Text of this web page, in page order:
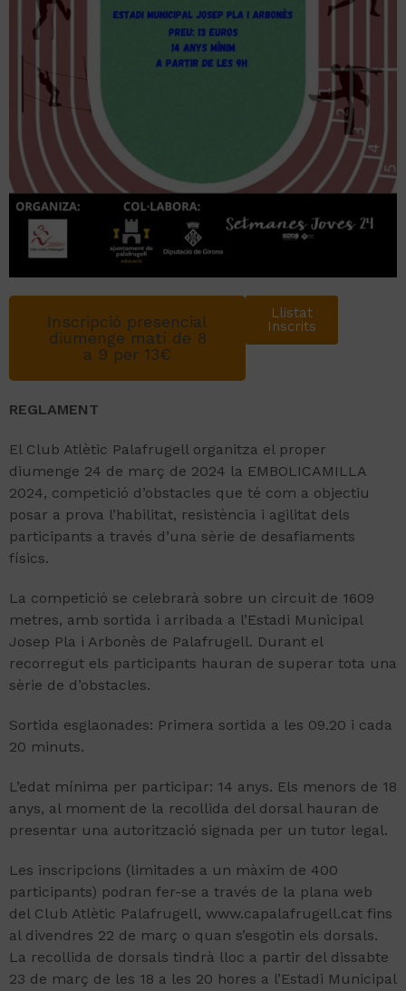
Inscripció presencial
diumenge matí de 8
a 9 per 13€
Llistat
Inscrits
REGLAMENT
El Club Atlètic Palafrugell organitza el proper
diumenge 24 de març de 2024 la EMBOLICAMILLA
2024, competició d’obstacles que té com a objectiu
posar a prova l’habilitat, resistència i agilitat dels
participants a través d’una sèrie de desafiaments
físics.
La competició se celebrarà sobre un circuit de 1609
metres, amb sortida i arribada a l’Estadi Municipal
Josep Pla i Arbonès de Palafrugell. Durant el
recorregut els participants hauran de superar tota una
sèrie de d’obstacles.
Sortida esglaonades: Primera sortida a les 09.20 i cada
20 minuts.
L’edat mínima per participar: 14 anys. Els menors de 18
anys, al moment de la recollida del dorsal hauran de
presentar una autorització signada per un tutor legal.
Les inscripcions (limitades a un màxim de 400
participants) podran fer-se a través de la plana web
del Club Atlètic Palafrugell, www.capalafrugell.cat fins
al divendres 22 de març o quan s’esgotin els dorsals.
La recollida de dorsals tindrà lloc a partir del dissabte
23 de març de les 18 a les 20 hores a l’Estadi Municipal